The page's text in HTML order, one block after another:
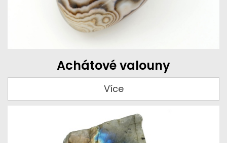
Achátové valouny
Více